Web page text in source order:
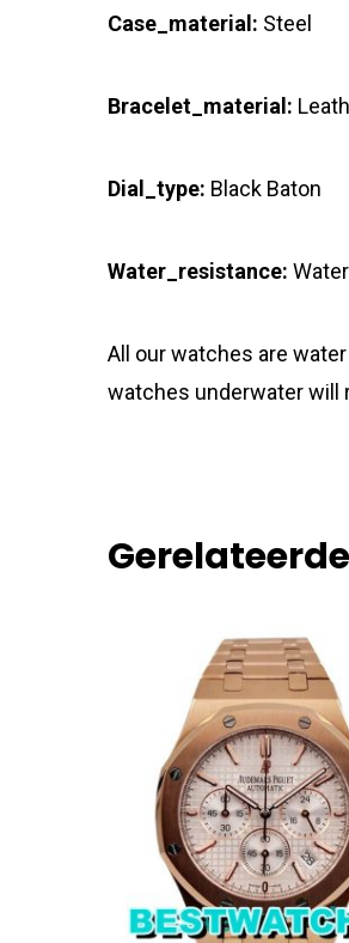
Case_material: Steel
Bracelet_material:
Dial_type: Black Baton
Water_resistance:
All our watches are
watches underwater will